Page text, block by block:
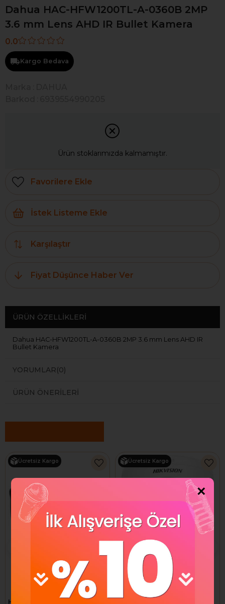
Dahua HAC-HFW1200TL-A-0360B 2MP
3.6 mm Lens AHD IR Bullet Kamera
0.0
Kargo Bedava
Ürün stoklarımızda kalmamıştır.
Favorilere Ekle
İstek Listeme Ekle
Karşılaştır
Fiyat Düşünce Haber Ver
ÜRÜN ÖZELLIKLERI
Dahua HAC-HFW1200TL-A-0360B 2MP 3.6 mm Lens AHD IR
Bullet Kamera
YORUMLAR(0)
ÜRÜN ÖNERILERI
Hikvision DS-2CE16K0T-
Ücretsiz Kargo Ücretsiz Kargo
×